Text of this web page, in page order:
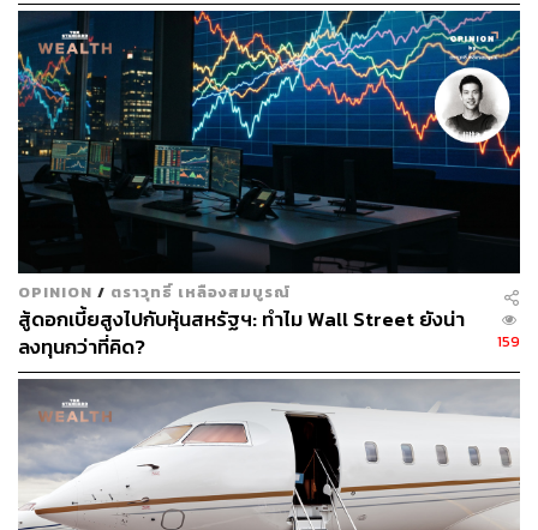
คำถามข้างต้นต้องย้อนกลับไปช่วงที่เกิดระบบธนาคารขึ้นใน
ยุคแรก ที่มีระบบฝากถอนเงิน ปล่อยกู้ และระบบการลงทุนใน
รูปแบบอื่นๆ คนจำนวนมากยังไม่เข้าใจถึงการทำธุรกรรม
ทางการเงินในรูปแบบดังกล่าว โดยก่อนหน้าจะมีระบบเหล่านี้
มีการฉ้อโกงและหลอกลวงเกิดขึ้นเป็นจำนวนมาก จนถึงยุคที่
เรามีธนาคาร สถาบันการเงินที่น่าเชื่อถือ มีชื่อเสียง ผู้คน
เข้าใจถึงรูปแบบการทำธุรกรรม ทำให้การหลอกลวงเกิดได้
ยากมากขึ้น ทั้งสองยุคต่างใช้เวลาในการเปลี่ยนถ่ายนานนับ
หลายทศวรรษ จนทุกวันนี้ระบบการเงินที่ถูกพัฒนาให้ใช้จ่าย
เงินเหล่านั้นในรูปแบบของดิจิทัลผ่านการจ่ายในรูปแบบอื่นๆ
อย่าง PayPal หรือที่สร้างความสะดวกอย่างมากใน
ประเทศไทยอย่างระบบ QR Code เอง แต่กลับใช้ระยะเวลา
เปลี่ยนถ่ายมาสู่ระบบนี้ด้วยระยะเวลาน้อยกว่ามาก เหตุผลอัน
ดับต้นๆ มาจากความเข้าใจและความง่ายในการเข้าถึง ที่ผ่าน
ยุคในการเกิดการยอมรับมาแล้ว ทำให้ผู้คนพร้อมที่จะเรียนรู้
กลไกเหล่านี้ไปพร้อมกับการพัฒนาระบบให้ดีขึ้นไปด้วย
DeFi เองนั้นนับว่ายังอยู่ในช่วงวัยที่เป็นเด็กทารก การพัฒนา
OPINION / ตราวุทธิ์ เหลืองสมบูรณ์
สู้ดอกเบี้ยสูงไปกับหุ้นสหรัฐฯ: ทำไม Wall Street ยังน่า
ลงทุนกว่าที่คิด?
159